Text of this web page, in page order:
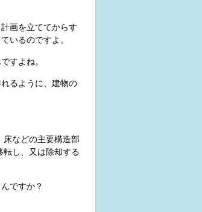
画を立ててからす
いるのですよ。
すよね。
るように、建物の
床などの主要構造部
し、又は除却する
ですか？